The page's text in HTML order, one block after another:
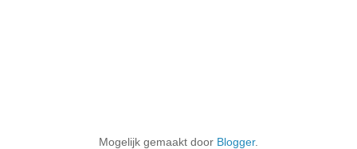
Mogelijk gemaakt door Blogger.